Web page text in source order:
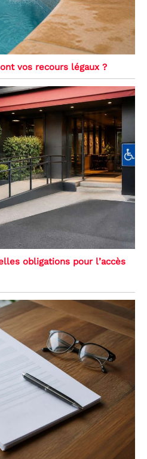
vos recours légaux ?
obligations pour l’accès